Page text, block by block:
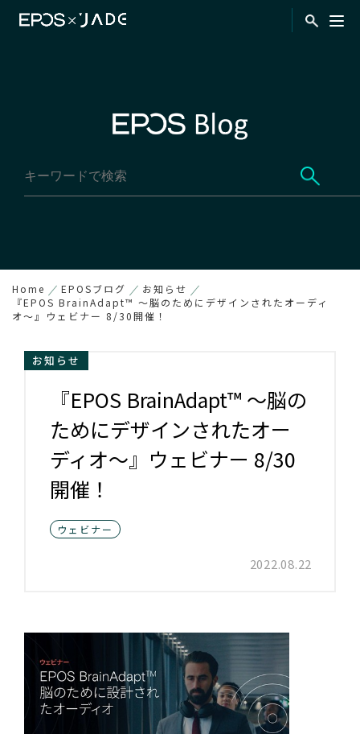
Home EPOSブログ
お知らせ
『EPOS BrainAdapt™ ～脳のためにデザインされたオーディ
オ～』ウェビナー 8/30開催！
お知らせ
『EPOS BrainAdapt™ ～脳の
ためにデザインされたオー
ディオ～』ウェビナー 8/30
開催！
ウェビナー
2022.08.22